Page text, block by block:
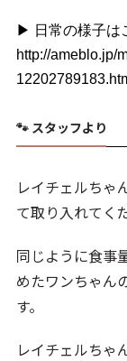
▶ 日常の様子は
http://ameblo.jp/
🐾 スタッフより
レイチェルちゃ
て取り入れてく
同じように食事
めたワンちゃん
す。
レイチェルちゃ